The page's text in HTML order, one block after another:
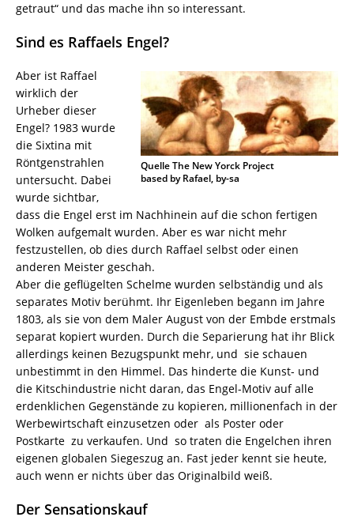
getraut“ und das mache ihn so interessant.
Sind es Raffaels Engel?
Quelle The New Yorck Project
based by Rafael, by-sa
Aber ist Raffael
wirklich der
Urheber dieser
Engel? 1983 wurde
die Sixtina mit
Röntgenstrahlen
untersucht. Dabei
wurde sichtbar,
dass die Engel erst im Nachhinein auf die schon fertigen
Wolken aufgemalt wurden. Aber es war nicht mehr
festzustellen, ob dies durch Raffael selbst oder einen
anderen Meister geschah.
Aber die geflügelten Schelme wurden selbständig und als
separates Motiv berühmt. Ihr Eigenleben begann im Jahre
1803, als sie von dem Maler August von der Embde erstmals
separat kopiert wurden. Durch die Separierung hat ihr Blick
allerdings keinen Bezugspunkt mehr, und sie schauen
unbestimmt in den Himmel. Das hinderte die Kunst- und
die Kitschindustrie nicht daran, das Engel-Motiv auf alle
erdenklichen Gegenstände zu kopieren, millionenfach in der
Werbewirtschaft einzusetzen oder als Poster oder
Postkarte zu verkaufen. Und so traten die Engelchen ihren
eigenen globalen Siegeszug an. Fast jeder kennt sie heute,
auch wenn er nichts über das Originalbild weiß.
Der Sensationskauf